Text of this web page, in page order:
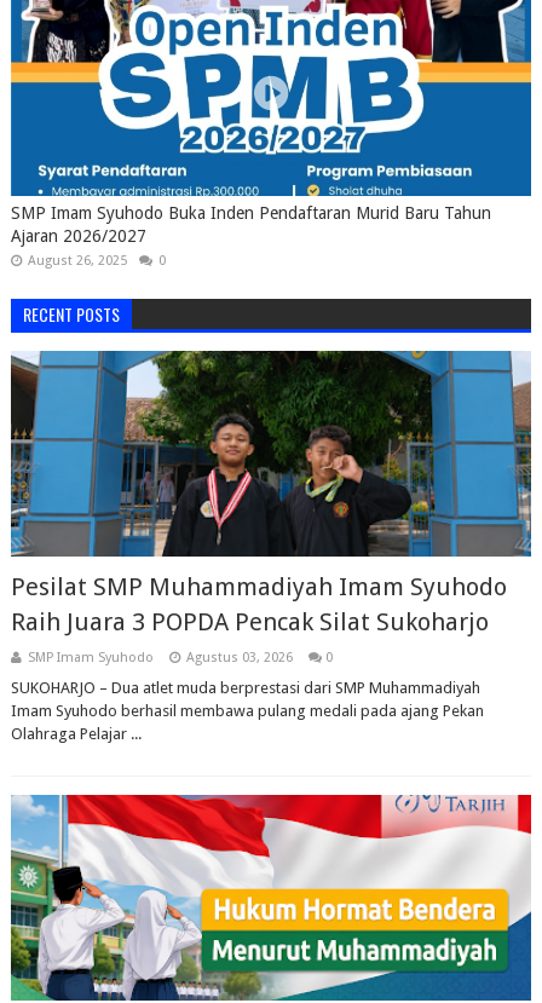
SMP Imam Syuhodo Buka Inden Pendaftaran Murid Baru Tahun
Ajaran 2026/2027
August 26, 2025 0
RECENT POSTS
Pesilat SMP Muhammadiyah Imam Syuhodo
Raih Juara 3 POPDA Pencak Silat Sukoharjo
SMP Imam Syuhodo Agustus 03, 2026 0
SUKOHARJO – Dua atlet muda berprestasi dari SMP Muhammadiyah
Imam Syuhodo berhasil membawa pulang medali pada ajang Pekan
Olahraga Pelajar ...